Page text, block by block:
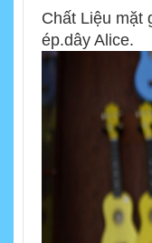
Chất Liệu mặt
ép.dây Alice.